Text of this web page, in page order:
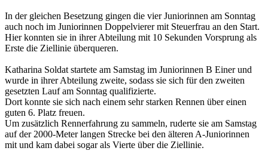
In der gleichen Besetzung gingen die vier Juniorinnen am Sonntag
auch noch im Juniorinnen Doppelvierer mit Steuerfrau an den Start.
Hier konnten sie in ihrer Abteilung mit 10 Sekunden Vorsprung als
Erste die Ziellinie überqueren.
Katharina Soldat startete am Samstag im Juniorinnen B Einer und
wurde in ihrer Abteilung zweite, sodass sie sich für den zweiten
gesetzten Lauf am Sonntag qualifizierte.
Dort konnte sie sich nach einem sehr starken Rennen über einen
guten 6. Platz freuen.
Um zusätzlich Rennerfahrung zu sammeln, ruderte sie am Samstag
auf der 2000-Meter langen Strecke bei den älteren A-Juniorinnen
mit und kam dabei sogar als Vierte über die Ziellinie.